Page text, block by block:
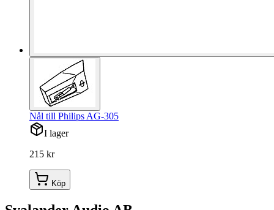
Nål till Philips AG-305
I lager
215 kr
Köp